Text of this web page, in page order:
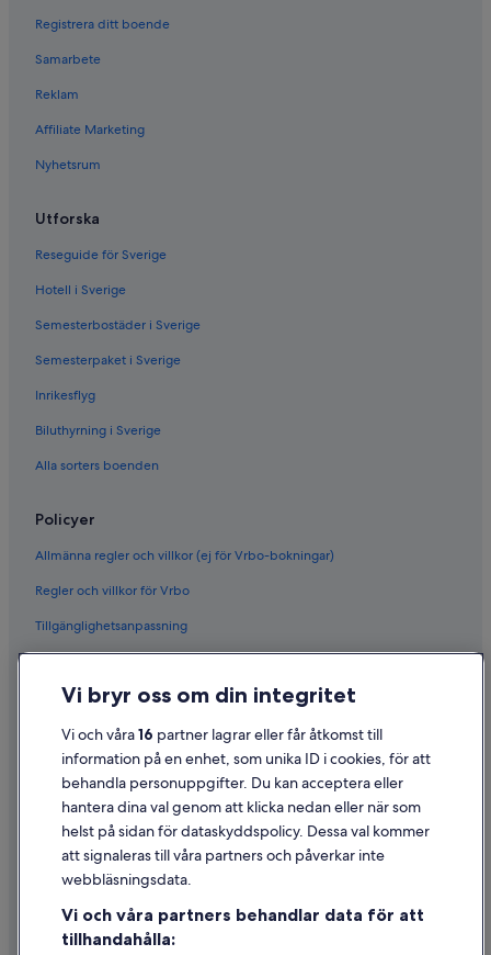
Registrera ditt boende
Samarbete
Reklam
Affiliate Marketing
Nyhetsrum
Utforska
Reseguide för Sverige
Hotell i Sverige
Semesterbostäder i Sverige
Semesterpaket i Sverige
Inrikesflyg
Biluthyrning i Sverige
Alla sorters boenden
Policyer
Allmänna regler och villkor (ej för Vrbo-bokningar)
Regler och villkor för Vrbo
Tillgänglighetsanpassning
Cookies
Användarvillkor
Juridisk information/Kontakta oss
Riktlinjer för innehåll och anmäla innehåll
Hjälp
Avboka eller ändra din bokning
Vi bryr oss om din integritet
Vi och våra16 partner lagrar eller får åtkomst till
information på en enhet, som unika ID i cookies, för att
behandla personuppgifter. Du kan acceptera eller
hantera dina val genom att klicka nedan eller när som
helst på sidan för dataskyddspolicy. Dessa val kommer
att signaleras till våra partners och påverkar inte
webbläsningsdata.
Vi och våra partners behandlar data för att
tillhandahålla: